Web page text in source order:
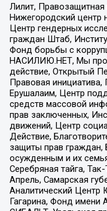
Лилит,
Нижегородский центр
Центр гендерных
граждан Штаб,
Фонд борьбы с
НАСИЛИЮ.НЕТ, Мы
действие, Открытый
Правовая
Ерушалаим, Центр
средств массовой
прав заключенных,
движений, Центр
Действие,
защиты прав
осужденным и их
Серебряная тайга,
Апрель, Самарская
Аналитический
Гагарина, Фонд имени